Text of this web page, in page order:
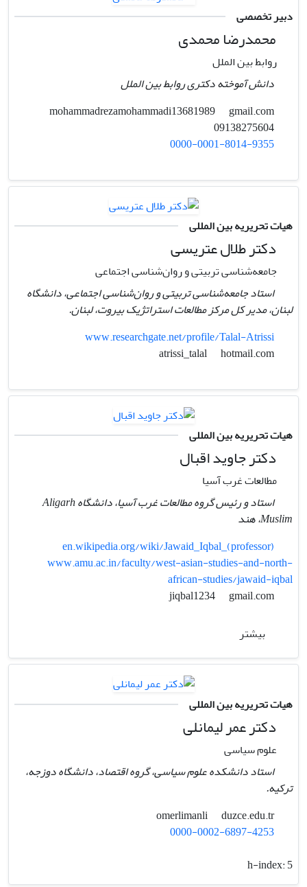
دبیر تخصصی
محمدرضا محمدی
روابط بین الملل
دانش آموخته دکتری روابط بین الملل
gmail.com
0000-0001-8014-9355
هیات تحریریه بین المللی
دکتر طلال عتریسی
جامعه‌شناسی تربیتی و روان‌شناسی اجتماعی
استاد جامعه‌شناسی تربیتی و روان‌شناسی اجتماعی، دانشگاه
لبنان، مدیر کل مرکز مطالعات استراتژیک بیروت، لبنان.
www.researchgate.net/profile/Talal-Atrissi
hotmail.com
هیات تحریریه بین المللی
دکتر جاوید اقبال
مطالعات غرب آسیا
استاد و رئیس گروه مطالعات غرب آسیا، دانشگاه Aligarh
Muslim، هند
en.wikipedia.org/wiki/Jawaid_Iqbal_(professor)
www.amu.ac.in/faculty/west-asian-studies-and-north-
african-studies/jawaid-iqbal
gmail.com
بیشتر
هیات تحریریه بین المللی
دکتر عمر لیمانلی
علوم سیاسی
استاد دانشکده علوم سیاسی، گروه اقتصاد، دانشگاه دوزجه،
ترکیه.
omerlimanli
duzce.edu.tr
0000-0002-6897-4253
h-index:5